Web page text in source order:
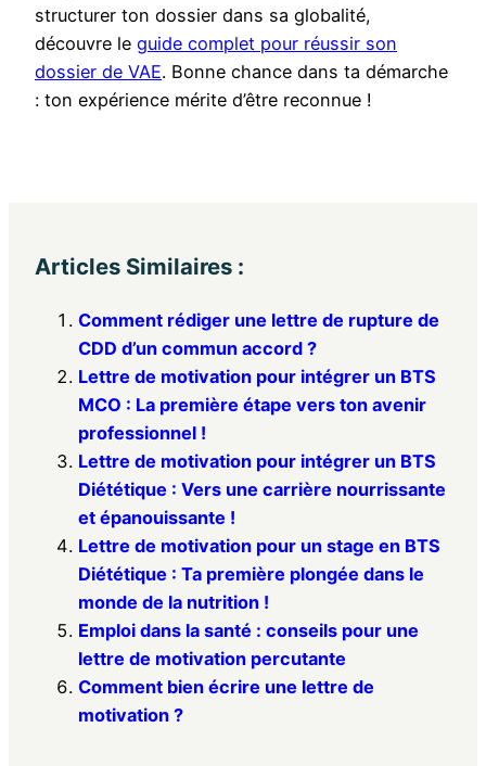
structurer ton dossier dans sa globalité,
découvre le guide complet pour réussir son
dossier de VAE. Bonne chance dans ta démarche
: ton expérience mérite d’être reconnue !
Articles Similaires :
Comment rédiger une lettre de rupture de
CDD d’un commun accord ?
Lettre de motivation pour intégrer un BTS
MCO : La première étape vers ton avenir
professionnel !
Lettre de motivation pour intégrer un BTS
Diététique : Vers une carrière nourrissante
et épanouissante !
Lettre de motivation pour un stage en BTS
Diététique : Ta première plongée dans le
monde de la nutrition !
Emploi dans la santé : conseils pour une
lettre de motivation percutante
Comment bien écrire une lettre de
motivation ?